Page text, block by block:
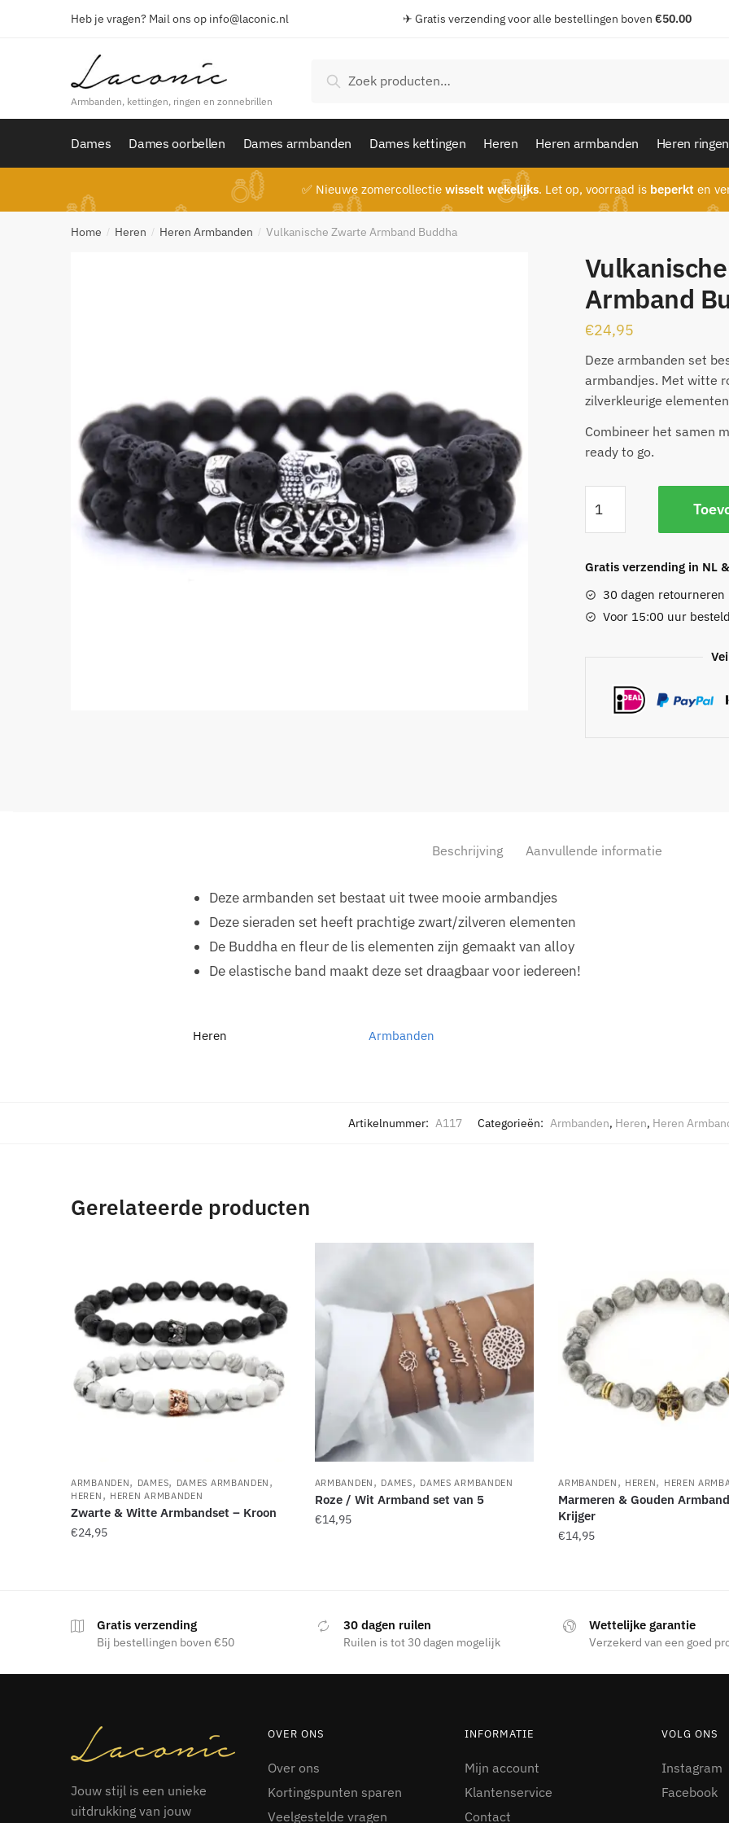
Heb je vragen? Mail ons op info@laconic.nl ✈ Gratis verzending voor alle bestellingen boven €50.00
Armbanden, kettingen, ringen en zonnebrillen
naar:
Zoeken
Dames Dames oorbellen Dames armbanden Dames kettingen Heren Heren armbanden Heren ringen
✅ Nieuwe zomercollectie wisselt wekelijks. Let op, voorraad is beperkt en
Home / Heren / Heren Armbanden / Vulkanische Zwarte Armband Buddha
Armband
€24,95
Deze armbanden set
armbandjes. Met witte
zilverkleurige
Combineer het samen
ready to go.
Zwarte
Armband
aantal
Gratis verzending in NL
30 dagen retourneren
Voor 15:00 uur
Beschrijving Aanvullende informatie
Deze armbanden set bestaat uit twee mooie armbandjes
Deze sieraden set heeft prachtige zwart/zilveren elementen
De Buddha en fleur de lis elementen zijn gemaakt van alloy
De elastische band maakt deze set draagbaar voor iedereen!
Heren Armbanden
Artikelnummer: A117 Categorieën: Armbanden, Heren, Heren
Gerelateerde producten
ARMBANDEN, DAMES, DAMES ARMBANDEN ,
HEREN , HEREN ARMBANDEN
Zwarte & Witte Armbandset – Kroon
€24,95
meerdere
variaties.
gekozen
worden
op
de
productpagina
ARMBANDEN , DAMES, DAMES ARMBANDEN
Roze / Wit Armband set van 5
€14,95
ARMBANDEN , HEREN, HEREN
Marmeren & Gouden
Krijger
€14,95
Gratis verzending
Bij bestellingen boven €50
30 dagen ruilen
Ruilen is tot 30 dagen mogelijk
Wettelijke garantie
Verzekerd van een goed
Jouw stijl is een unieke
uitdrukking van jouw
OVER ONS
Over ons
Kortingspunten sparen
Veelgestelde vragen
INFORMATIE
Mijn account
Klantenservice
Contact
VOLG ONS
Instagram
Facebook